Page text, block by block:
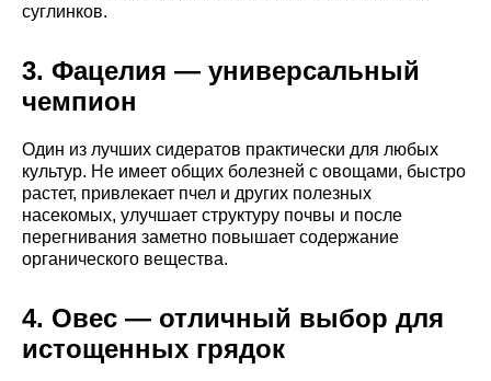
суглинков.
3. Фацелия — универсальный
чемпион
Один из лучших сидератов практически для любых
культур. Не имеет общих болезней с овощами, быстро
растет, привлекает пчел и других полезных
насекомых, улучшает структуру почвы и после
перегнивания заметно повышает содержание
органического вещества.
4. Овес — отличный выбор для
истощенных грядок